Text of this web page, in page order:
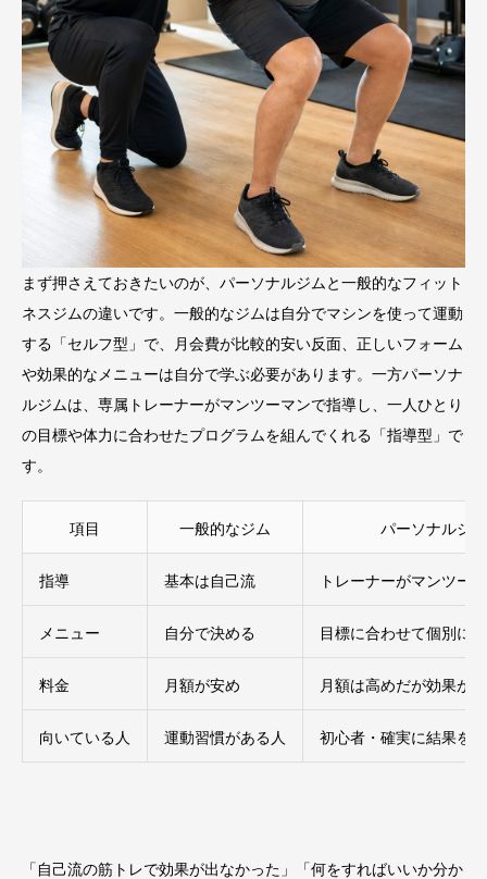
まず押さえておきたいのが、パーソナルジムと一般的なフィット
ネスジムの違いです。一般的なジムは自分でマシンを使って運動
する「セルフ型」で、月会費が比較的安い反面、正しいフォーム
や効果的なメニューは自分で学ぶ必要があります。一方パーソナ
ルジムは、専属トレーナーがマンツーマンで指導し、一人ひとり
の目標や体力に合わせたプログラムを組んでくれる「指導型」で
す。
項目 一般的なジム パーソナルジム
指導 基本は自己流 トレーナーがマンツー
メニュー 自分で決める 目標に合わせて個別に
料金 月額が安め 月額は高めだが効果が
向いている人 運動習慣がある人 初心者・確実に結果を
「自己流の筋トレで効果が出なかった」「何をすればいいか分か